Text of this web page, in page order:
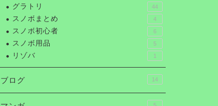
グラトリ 44
スノボまとめ 4
スノボ初心者 6
スノボ用品 5
リゾバ 1
ブログ 14